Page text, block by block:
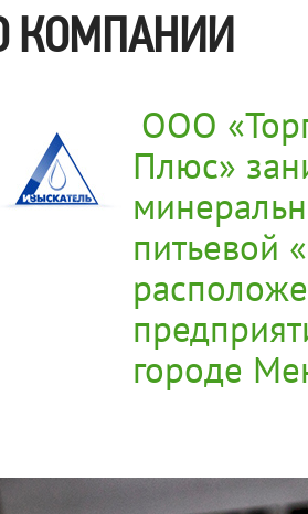
КОМПАНИИ
ООО
Плюс»
питьевой
городе